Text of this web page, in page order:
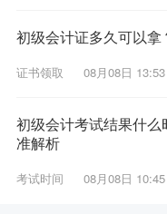
初级会计证多久可以
证书领取 08月08日 13:53
初级会计考试结果什
准解析
考试时间 08月08日 10:45